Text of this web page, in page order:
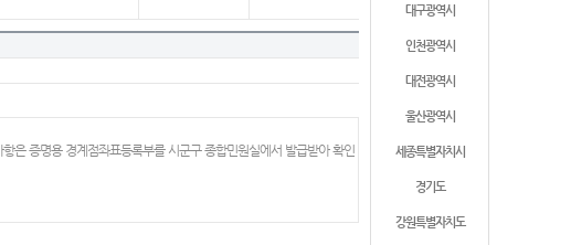
대구광역시
인천광역시
대전광역시
울산광역시
세종특별자치시
경기도
강원특별자치도
은 증명용 경계점좌표등록부를 시군구 종합민원실에서 발급받아 확인